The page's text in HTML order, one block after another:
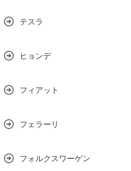
テスラ
ヒョンデ
フィアット
フェラーリ
フォルクスワーゲン